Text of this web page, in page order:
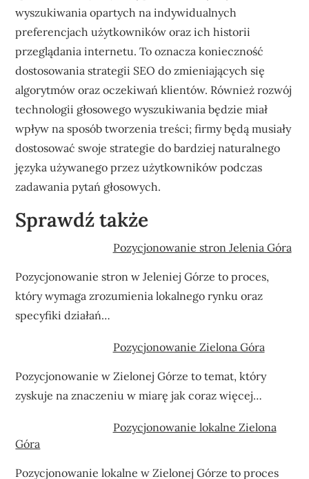
wyszukiwania opartych na indywidualnych
preferencjach użytkowników oraz ich historii
przeglądania internetu. To oznacza konieczność
dostosowania strategii SEO do zmieniających się
algorytmów oraz oczekiwań klientów. Również rozwój
technologii głosowego wyszukiwania będzie miał
wpływ na sposób tworzenia treści; firmy będą musiały
dostosować swoje strategie do bardziej naturalnego
języka używanego przez użytkowników podczas
zadawania pytań głosowych.
Sprawdź także
Pozycjonowanie stron Jelenia Góra
Pozycjonowanie stron w Jeleniej Górze to proces,
który wymaga zrozumienia lokalnego rynku oraz
specyfiki działań…
Pozycjonowanie Zielona Góra
Pozycjonowanie w Zielonej Górze to temat, który
zyskuje na znaczeniu w miarę jak coraz więcej…
Pozycjonowanie lokalne Zielona
Góra
Pozycjonowanie lokalne w Zielonej Górze to proces